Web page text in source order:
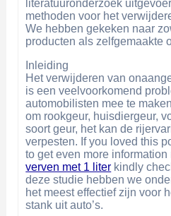
literatuuronderzoek
methoden voor het
We hebben gekeken naar
producten als zelfgemaakte
Inleiding
Het verwijderen van
is een veelvoorkomend
automobilisten mee te
om rookgeur, huisdiergeur,
soort geur, het kan de
verpesten. If you loved this
to get even more information
verven met 1 liter kindly
deze studie hebben we
het meest effectief zijn voor
stank uit auto’s.